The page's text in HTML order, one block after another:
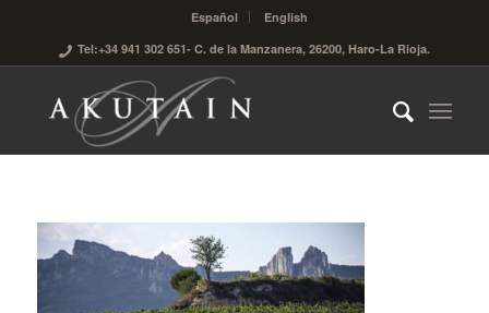
Español
English
Tel:+34 941 302 651- C. de la Manzanera, 26200, Haro-La Rioja.